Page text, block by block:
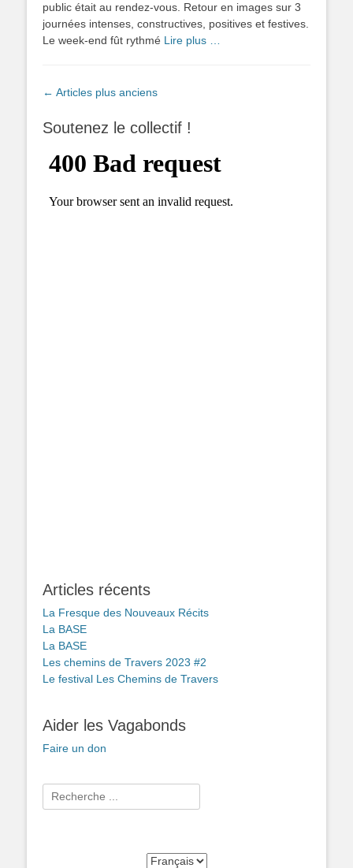
public était au rendez-vous. Retour en images sur 3
journées intenses, constructives, positives et festives.
Le week-end fût rythmé Lire plus …
Navigation
articles
← Articles plus anciens
Soutenez le collectif !
Articles récents
La Fresque des Nouveaux Récits
La BASE
La BASE
Les chemins de Travers 2023 #2
Le festival Les Chemins de Travers
Aider les Vagabonds
Faire un don
Rechercher :